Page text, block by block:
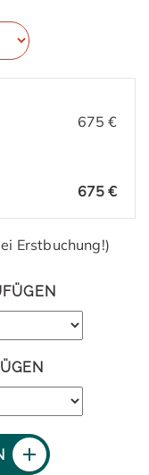
675 €
675 €
Erstbuchung!)